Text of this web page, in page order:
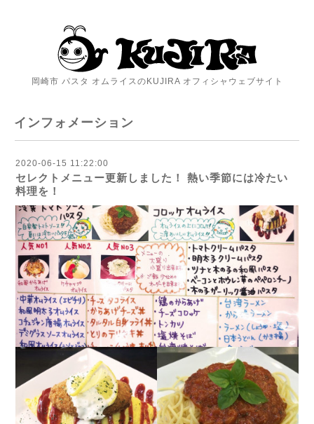
岡崎市 パスタ オムライスのKUJIRA オフィシャウェブサイト
インフォメーション
2020-06-15 11:22:00
セレクトメニュー更新しました！ 熱い季節には冷たい
料理を！